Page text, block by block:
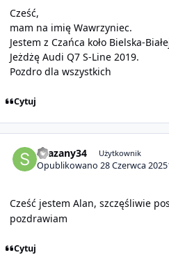
Cześć,
mam na imię Wawrzyniec.
Jestem z Czańca koło Bielska-
Jeżdżę Audi Q7 S-Line 2019.
Pozdro dla wszystkich
Cytuj
skazany34 Użytkownik
Opublikowano28 Czerwca 2025
Cześć jestem Alan, szczęśliwie
pozdrawiam
Cytuj